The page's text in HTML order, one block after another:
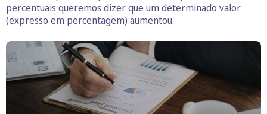
percentuais queremos dizer que um determinado valor
(expresso em percentagem) aumentou.